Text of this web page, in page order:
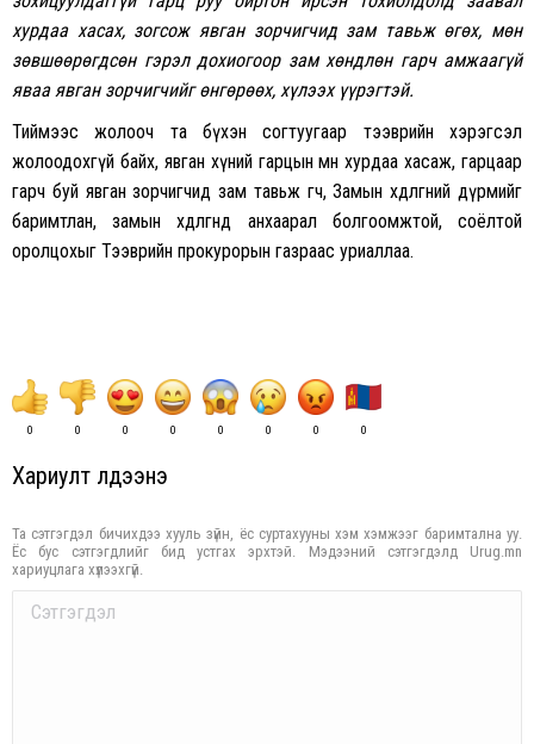
хурдаа хасах, зогсож явган зорчигчид зам тавьж өгөх, мөн
зөвшөөрөгдсөн гэрэл дохиогоор зам хөндлөн гарч амжаагүй
яваа явган зорчигчийг өнгөрөөх, хүлээх үүрэгтэй.
Тиймээс жолооч та бүхэн согтуугаар тээврийн хэрэгсэл
жолоодохгүй байх, явган хүний гарцын өмнө хурдаа хасаж, гарцаар
гарч буй явган зорчигчид зам тавьж өгч, Замын хөдөлгөөний дүрмийг
баримтлан, замын хөдөлгөөнд анхаарал болгоомжтой, соёлтой
оролцохыг Тээврийн прокурорын газраас уриаллаа.
0 0 0 0 0 0 0 0
Хариулт үлдээнэ үү
Та сэтгэгдэл бичихдээ хууль зүйн, ёс суртахууны хэм хэмжээг баримтална уу.
Ёс бус сэтгэгдлийг бид устгах эрхтэй. Мэдээний сэтгэгдэлд Urug.mn
хариуцлага хүлээхгүй.
Comment